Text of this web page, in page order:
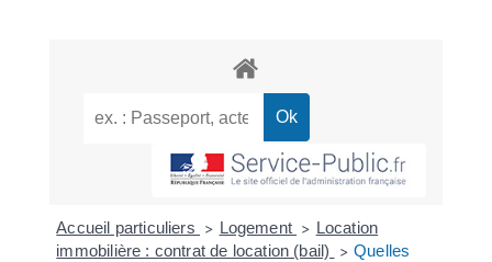
Accueil particuliers > Logement > Location
immobilière : contrat de location (bail)
> Quelles